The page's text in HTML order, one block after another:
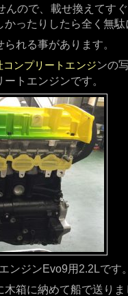
んので、載せ換えてす
かったりしたら全く無
れる事があります。
コンプリートエンジンの
トエンジンです。
ンジンEvo9用2.2Lです
木箱に納めて船で送り